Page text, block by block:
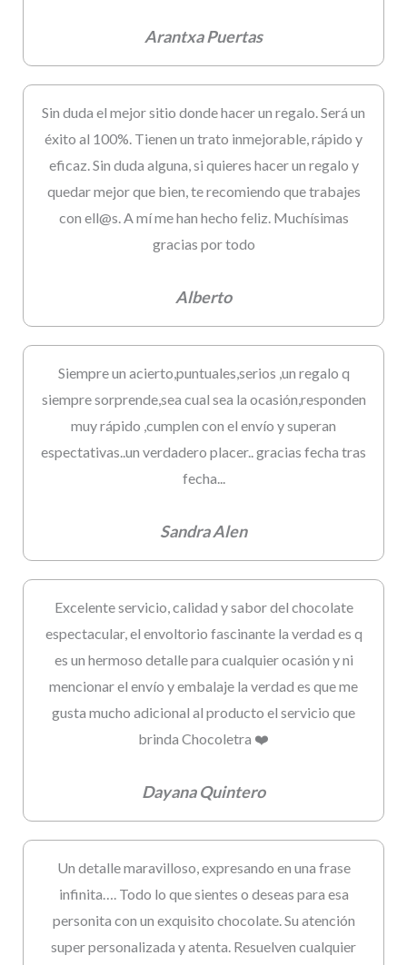
Arantxa Puertas
Sin duda el mejor sitio donde hacer un regalo. Será un
éxito al 100%. Tienen un trato inmejorable, rápido y
eficaz. Sin duda alguna, si quieres hacer un regalo y
quedar mejor que bien, te recomiendo que trabajes
con ell@s. A mí me han hecho feliz. Muchísimas
gracias por todo
Alberto
Siempre un acierto,puntuales,serios ,un regalo q
siempre sorprende,sea cual sea la ocasión,responden
muy rápido ,cumplen con el envío y superan
espectativas..un verdadero placer.. gracias fecha tras
fecha...
Sandra Alen
Excelente servicio, calidad y sabor del chocolate
espectacular, el envoltorio fascinante la verdad es q
es un hermoso detalle para cualquier ocasión y ni
mencionar el envío y embalaje la verdad es que me
gusta mucho adicional al producto el servicio que
brinda Chocoletra ❤️
Dayana Quintero
Un detalle maravilloso, expresando en una frase
infinita…. Todo lo que sientes o deseas para esa
personita con un exquisito chocolate. Su atención
super personalizada y atenta. Resuelven cualquier